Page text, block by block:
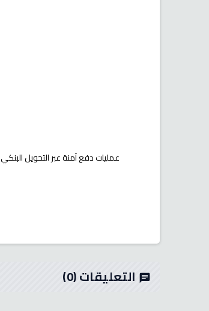
عمليات دفع آمنة عبر التحويل
chat التعليقات(0)